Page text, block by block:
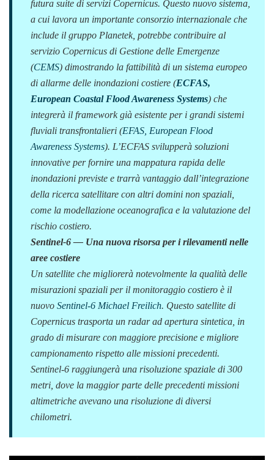
futura suite di servizi Copernicus. Questo nuovo sistema,
a cui lavora un importante consorzio internazionale che
include il gruppo Planetek, potrebbe contribuire al
servizio Copernicus di Gestione delle Emergenze
(CEMS) dimostrando la fattibilità di un sistema europeo
di allarme delle inondazioni costiere (ECFAS,
European Coastal Flood Awareness Systems) che
integrerà il framework già esistente per i grandi sistemi
fluviali transfrontalieri (EFAS, European Flood
Awareness Systems). L’ECFAS svilupperà soluzioni
innovative per fornire una mappatura rapida delle
inondazioni previste e trarrà vantaggio dall’integrazione
della ricerca satellitare con altri domini non spaziali,
come la modellazione oceanografica e la valutazione del
rischio costiero.
Sentinel-6 — Una nuova risorsa per i rilevamenti nelle
aree costiere
Un satellite che migliorerà notevolmente la qualità delle
misurazioni spaziali per il monitoraggio costiero è il
nuovo Sentinel-6 Michael Freilich. Questo satellite di
Copernicus trasporta un radar ad apertura sintetica, in
grado di misurare con maggiore precisione e migliore
campionamento rispetto alle missioni precedenti.
Sentinel-6 raggiungerà una risoluzione spaziale di 300
metri, dove la maggior parte delle precedenti missioni
altimetriche avevano una risoluzione di diversi
chilometri.